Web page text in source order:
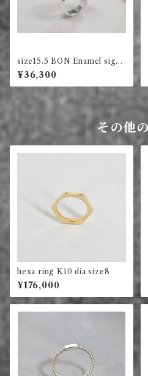
size15.5 BON Enamel signe
t ring long square (blue)
¥36,300
その他
hexa ring K10 dia size8
¥176,000